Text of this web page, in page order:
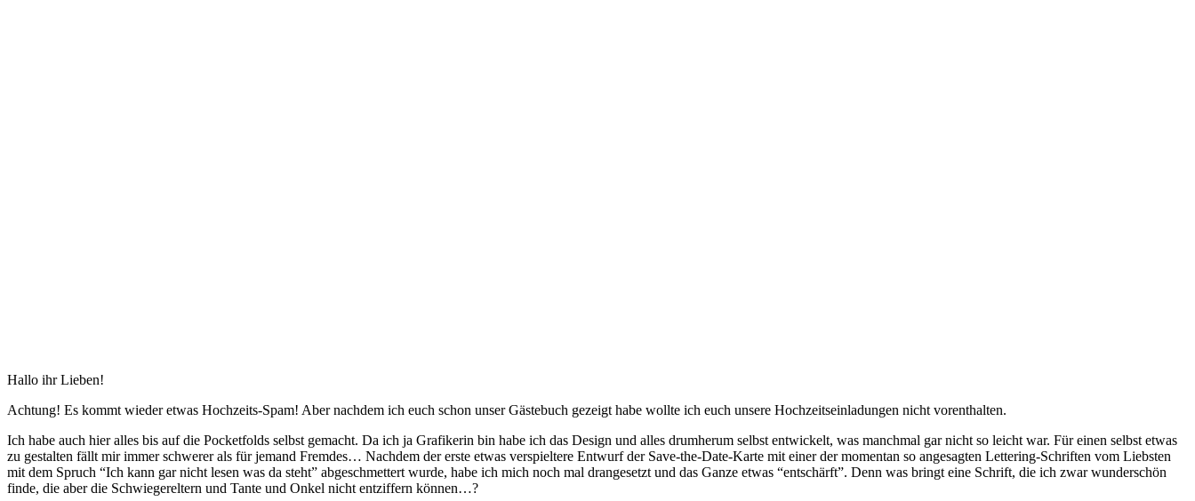
Hallo ihr Lieben!
Achtung! Es kommt wieder etwas Hochzeits-Spam! Aber nachdem ich euch schon unser Gästebuch gezeigt habe wollte ich euch unsere Hochzeitseinladungen nicht vorenthalten.
Ich habe auch hier alles bis auf die Pocketfolds selbst gemacht. Da ich ja Grafikerin bin habe ich das Design und alles drumherum selbst entwickelt, was manchmal gar nicht so leicht war. Für einen selbst etwas
zu gestalten fällt mir immer schwerer als für jemand Fremdes… Nachdem der erste etwas verspieltere Entwurf der Save-the-Date-Karte mit einer der momentan so angesagten Lettering-Schriften vom Liebsten
mit dem Spruch “Ich kann gar nicht lesen was da steht” abgeschmettert wurde, habe ich mich noch mal drangesetzt und das Ganze etwas “entschärft”. Denn was bringt eine Schrift, die ich zwar wunderschön
finde, die aber die Schwiegereltern und Tante und Onkel nicht entziffern können…?